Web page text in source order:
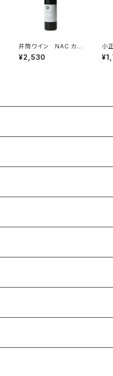
井筒ワイン NAC カベ
ルネ・フラン 赤ワイ
ン 長野県産 NAGAN
¥2,530
小
か
芋